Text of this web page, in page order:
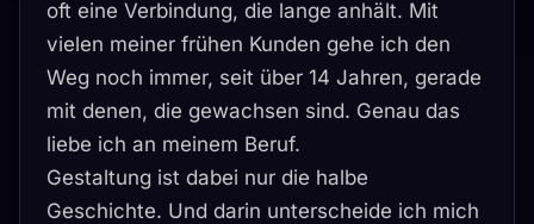
oft eine Verbindung, die lange anhält. Mit
vielen meiner frühen Kunden gehe ich den
Weg noch immer, seit über 14 Jahren, gerade
mit denen, die gewachsen sind. Genau das
liebe ich an meinem Beruf.
Gestaltung ist dabei nur die halbe
Geschichte. Und darin unterscheide ich mich